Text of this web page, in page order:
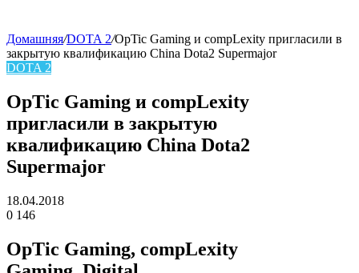
skin
Домашняя/DOTA 2/OpTic Gaming и compLexity пригласили в
закрытую квалификацию China Dota2 Supermajor
DOTA 2
OpTic Gaming и compLexity
пригласили в закрытую
квалификацию China Dota2
Supermajor
18.04.2018
0 146
OpTic Gaming, compLexity